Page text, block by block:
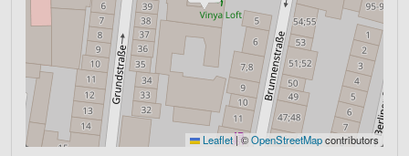
Leaflet |©OpenStreetMapcontributors